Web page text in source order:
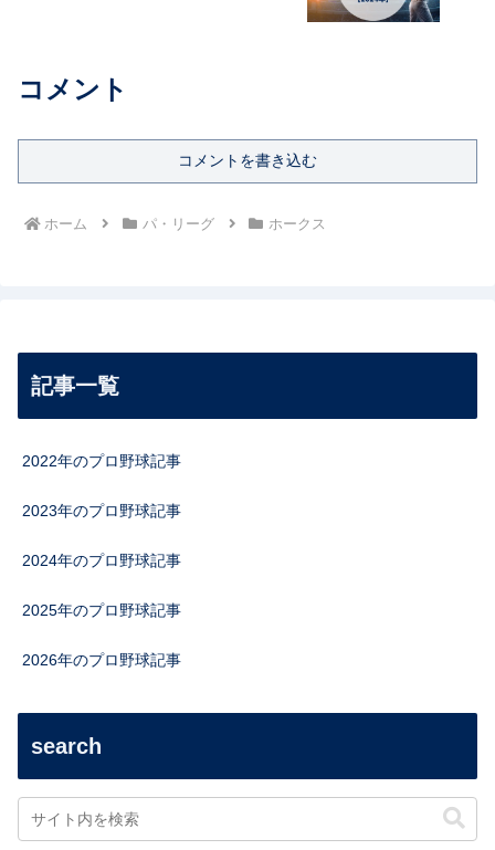
コメント
コメントを書き込む
ホーム パ・リーグ ホークス
記事一覧
2022年のプロ野球記事
2023年のプロ野球記事
2024年のプロ野球記事
2025年のプロ野球記事
2026年のプロ野球記事
search